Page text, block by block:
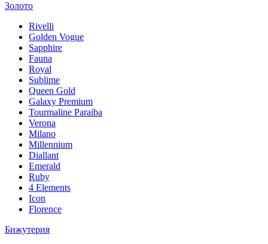
Золото
Rivelli
Golden Vogue
Sapphire
Fauna
Royal
Sublime
Queen Gold
Galaxy Premium
Tourmaline Paraiba
Verona
Milano
Millennium
Diallant
Emerald
Ruby
4 Elements
Icon
Florence
Бижутерия